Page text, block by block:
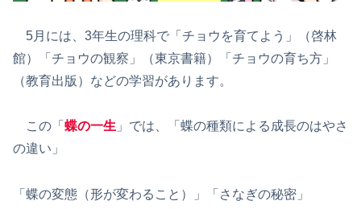
5月には、3年生の理科で「チョウを育てよう」（啓林
館）「チョウの観察」（東京書籍）「チョウの育ち方」
（教育出版）などの学習があります。
この「 蝶の一生 」では、「蝶の種類による成長のはやさ
の違い」
「蝶の変態（形が変わること）」「さなぎの秘密」